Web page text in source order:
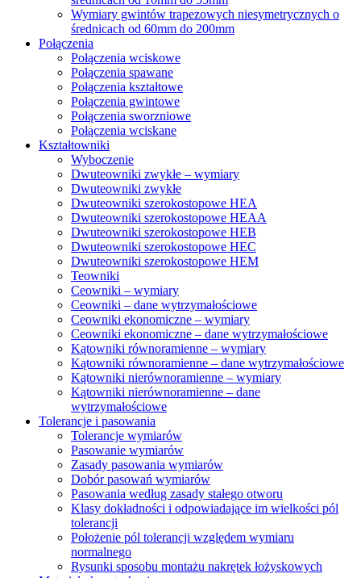
Wymiary gwintów trapezowych niesymetrycznych o
średnicach od 60mm do 200mm
Połączenia
Połączenia wciskowe
Połączenia spawane
Połączenia kształtowe
Połączenia gwintowe
Połączenia sworzniowe
Połączenia wciskane
Kształtowniki
Wyboczenie
Dwuteowniki zwykłe – wymiary
Dwuteowniki zwykłe
Dwuteowniki szerokostopowe HEA
Dwuteowniki szerokostopowe HEAA
Dwuteowniki szerokostopowe HEB
Dwuteowniki szerokostopowe HEC
Dwuteowniki szerokostopowe HEM
Teowniki
Ceowniki – wymiary
Ceowniki – dane wytrzymałościowe
Ceowniki ekonomiczne – wymiary
Ceowniki ekonomiczne – dane wytrzymałościowe
Kątowniki równoramienne – wymiary
Kątowniki równoramienne – dane wytrzymałościowe
Kątowniki nierównoramienne – wymiary
Kątowniki nierównoramienne – dane
wytrzymałościowe
Tolerancje i pasowania
Tolerancje wymiarów
Pasowanie wymiarów
Zasady pasowania wymiarów
Dobór pasowań wymiarów
Pasowania według zasady stałego otworu
Klasy dokładności i odpowiadające im wielkości pól
tolerancji
Położenie pól tolerancji względem wymiaru
normalnego
Rysunki sposobu montażu nakrętek łożyskowych